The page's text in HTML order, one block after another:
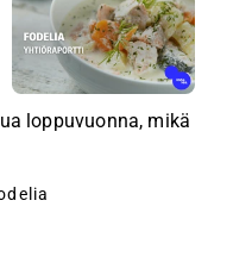
loppuvuonna, mikä